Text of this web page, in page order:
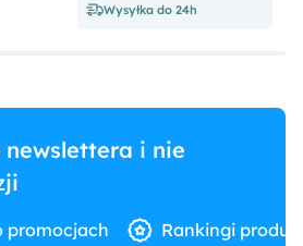
Wysyłka do 24h
newslettera i nie
promocjach Rankingi